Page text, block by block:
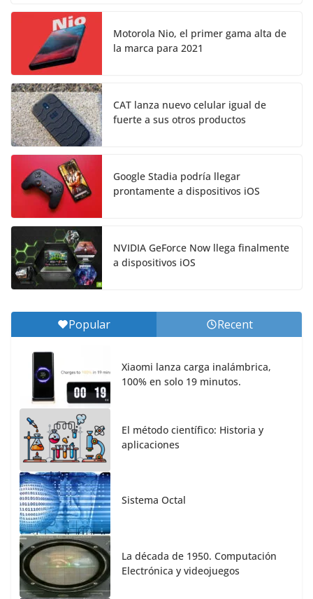
Motorola Nio, el primer gama alta de
la marca para 2021
CAT lanza nuevo celular igual de
fuerte a sus otros productos
Google Stadia podría llegar
prontamente a dispositivos iOS
NVIDIA GeForce Now llega finalmente
a dispositivos iOS
Popular Recent
Xiaomi lanza carga inalámbrica,
100% en solo 19 minutos.
El método científico: Historia y
aplicaciones
Sistema Octal
La década de 1950. Computación
Electrónica y videojuegos